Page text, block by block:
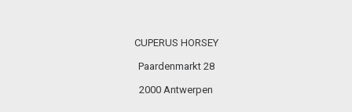
CUPERUS HORSEY
Paardenmarkt 28
2000 Antwerpen